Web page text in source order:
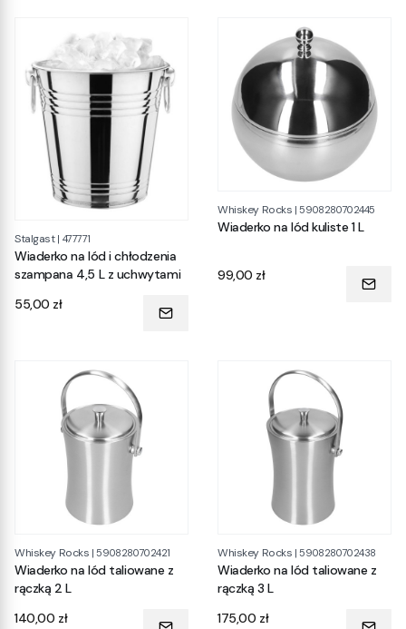
Stalgast| 477771
Wiaderko na lód i chłodzenia
szampana 4,5 L z uchwytami
Cena
55,00 zł
Whiskey Rocks |5908280702445
Wiaderko na lód kuliste 1 L
Cena
99,00 zł
Whiskey Rocks |5908280702421
Wiaderko na lód taliowane z
rączką 2 L
Cena
140,00 zł
Whiskey Rocks |5908280702438
Wiaderko na lód taliowane z
rączką 3 L
Cena
175,00 zł